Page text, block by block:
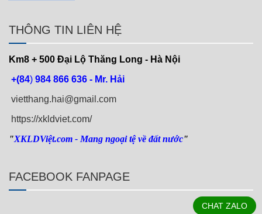
THÔNG TIN LIÊN HỆ
Km8 + 500 Đại Lộ Thăng Long - Hà Nội
+(84) 984 866 636 - Mr. Hải
vietthang.hai@gmail.com
https://xkldviet.com/
"XKLDViệt.com - Mang ngoại tệ về đất nước"
FACEBOOK FANPAGE
CHAT ZALO